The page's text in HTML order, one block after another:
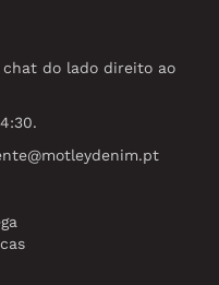
do lado direito ao